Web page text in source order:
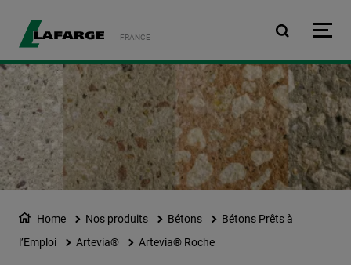
FRANCE
Home Nos produits Bétons
Bétons Prêts à
l’Emploi
Artevia® Artevia® Roche